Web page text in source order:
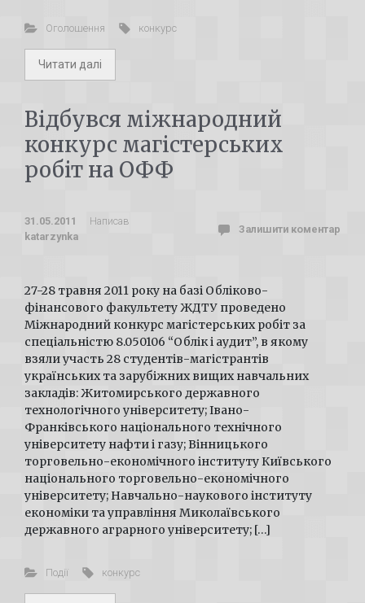
Оголошення конкурс
Читати далі
Відбувся міжнародний
конкурс магістерських
робіт на ОФФ
31.05.2011
Написав
katarzynka
Залишити коментар
27-28 травня 2011 року на базі Обліково-
фінансового факультету ЖДТУ проведено
Міжнародний конкурс магістерських робіт за
спеціальністю 8.050106 “Облік і аудит”, в якому
взяли участь 28 студентів-магістрантів
українських та зарубіжних вищих навчальних
закладів: Житомирського державного
технологічного університету; Івано-
Франківського національного технічного
університету нафти і газу; Вінницького
торговельно-економічного інституту Київського
національного торговельно-економічного
університету; Навчально-наукового інституту
економіки та управління Миколаївського
державного аграрного університету; […]
Події конкурс